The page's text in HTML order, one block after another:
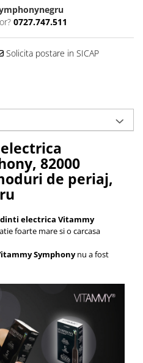
0727.747.511
Solicita postare in SICAP
82000
de periaj,
electrica Vitammy
foarte mare si o carcasa
Symphonynu a fost